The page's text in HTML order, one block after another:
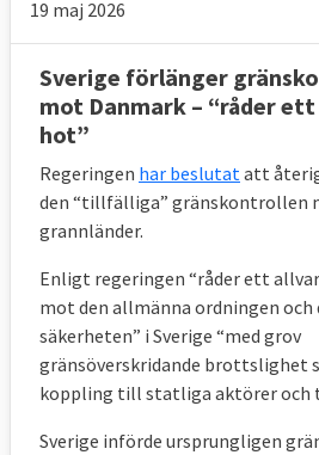
19 maj 2026
Sverige förlänger
mot Danmark – “råder
hot”
Regeringen har beslutat att
den “tillfälliga” gränskontrollen
grannländer.
Enligt regeringen “råder ett
mot den allmänna ordningen och
säkerheten” i Sverige “med grov
gränsöverskridande brottslighet
koppling till statliga aktörer och
Sverige införde ursprungligen